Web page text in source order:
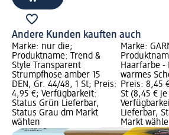
Andere Kunden kauften auch
Marke: nur die;
Produktname: Trend &
Style Transparent
Strumpfhose amber 15
DEN, Gr. 44/48, 1 St; Preis:
4,95 €; Verfügbarkeit:
Status Grün Lieferbar,
Status Grau dm Markt
wählen
Marke:
Haarfarbe -
warmes
Preis: 8,45
St (8,45 € je
Lieferbar,
Markt